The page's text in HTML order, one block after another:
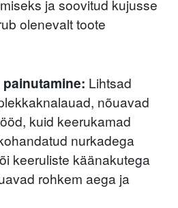
ja soovitud kujusse
olenevalt toote
Lihtsad
nõuavad
kuid keerukamad
nurkadega
keeruliste käänakutega
rohkem aega ja